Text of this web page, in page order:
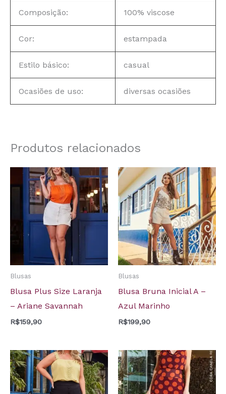
Composição: 100% viscose
Cor: estampada
Estilo básico: casual
Ocasiões de uso: diversas ocasiões
Produtos relacionados
Blusas
Blusa Plus Size Laranja
– Ariane Savannah
R$159,90
Blusas
Blusa Bruna Inicial A –
Azul Marinho
R$199,90